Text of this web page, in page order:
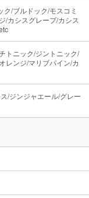
/ブルドック/モスコミ
/カシスグレープ/カシス
トニック/ジントニック/
レンジ/マリブパイン/カ
/ジンジャエール/グレー